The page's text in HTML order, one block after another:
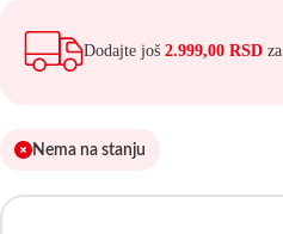
Dodajte još 2.999,00 RSD za
Nema na stanju